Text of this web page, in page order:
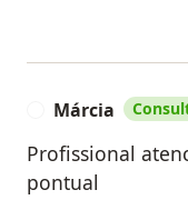
Márcia
Profissional
pontual